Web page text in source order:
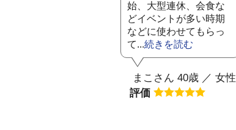
始、大型連休、会食な
どイベントが多い時期
などに使わせてもらっ
て...続きを読む
まこさん 40歳 ／ 女性
評価